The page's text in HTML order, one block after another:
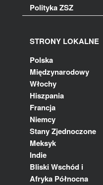
Polityka ZSZ
STRONY LOKALNE
Polska
Międzynarodowy
Włochy
Hiszpania
Francja
Niemcy
Stany Zjednoczone
Meksyk
Indie
Bliski Wschód i
Afryka Północna